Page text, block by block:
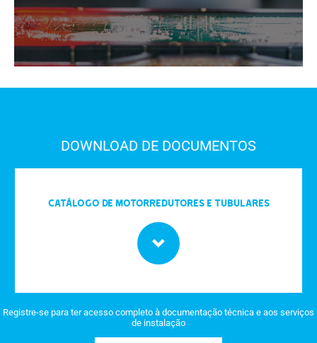
DOWNLOAD DE DOCUMENTOS
Catálogo de motorredutores e tubulares
Registre-se para ter acesso completo à documentação técnica e aos serviços
de instalação